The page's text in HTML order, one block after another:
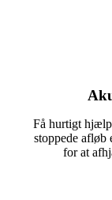
Få hurtigt
stoppede afløb
for at